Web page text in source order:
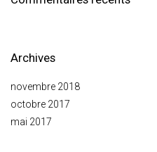
Archives
novembre 2018
octobre 2017
mai 2017